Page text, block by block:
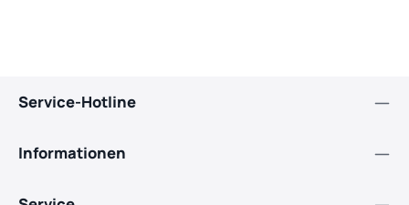
Service-Hotline
Informationen